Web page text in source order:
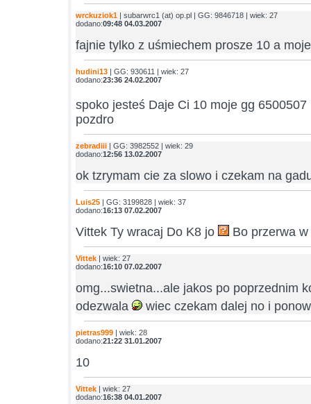
wrckuziok1 | subarwrc1 (at) op.pl | GG: 9846718 | wiek: 27
dodano:09:48 04.03.2007
fajnie tylko z uśmiechem prosze 10 a
hudini13 | GG: 930611 | wiek: 27
dodano:23:36 24.02.2007
spoko jesteś Daje Ci 10 moje gg
pozdro
zebradiii | GG: 3982552 | wiek: 29
dodano:12:56 13.02.2007
ok tzrymam cie za slowo i czekam na
Luis25 | GG: 3199828 | wiek: 37
dodano:16:13 07.02.2007
Vittek Ty wracaj Do K8 jo Bo przerwa
Vittek | wiek: 27
dodano:16:10 07.02.2007
omg...swietna...ale jakos po poprzednim
odezwala
wiec czekam dalej no i
pietras999 | wiek: 28
dodano:21:22 31.01.2007
10
Vittek | wiek: 27
dodano:16:38 04.01.2007